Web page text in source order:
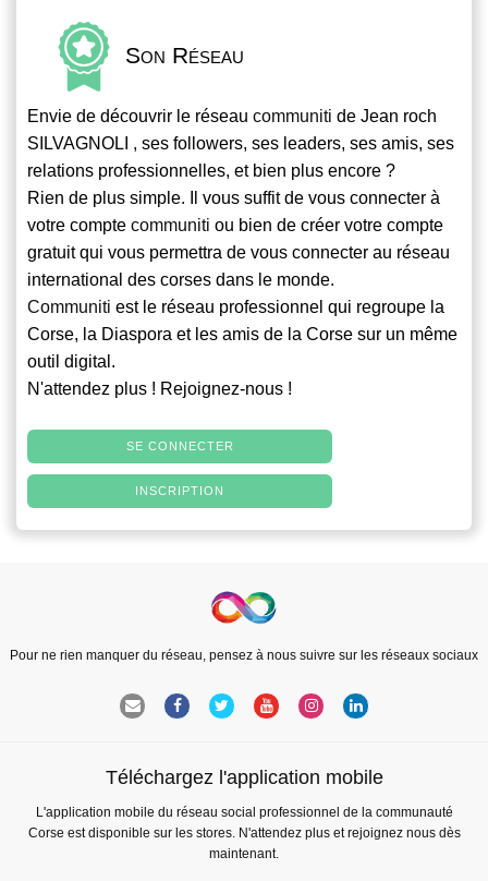
Son Réseau
Envie de découvrir le réseau communiti de Jean roch
SILVAGNOLI , ses followers, ses leaders, ses amis, ses
relations professionnelles, et bien plus encore ?
Rien de plus simple. Il vous suffit de vous connecter à
votre compte communiti ou bien de créer votre compte
gratuit qui vous permettra de vous connecter au réseau
international des corses dans le monde.
Communiti est le réseau professionnel qui regroupe la
Corse, la Diaspora et les amis de la Corse sur un même
outil digital.
N'attendez plus ! Rejoignez-nous !
SE CONNECTER
INSCRIPTION
Pour ne rien manquer du réseau, pensez à nous suivre sur les réseaux sociaux
Téléchargez l'application mobile
L'application mobile du réseau social professionnel de la communauté
Corse est disponible sur les stores. N'attendez plus et rejoignez nous dès
maintenant.